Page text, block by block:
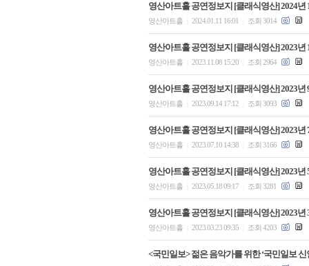
영산아트홀 공연정보지 [클래식영산] 2024년
영산아트홀 2024.01.11 16:01 조회 3014
영산아트홀 공연정보지 [클래식영산] 2023년
영산아트홀 2023.11.08 15:20 조회 2964
영산아트홀 공연정보지 [클래식영산] 2023년
영산아트홀 2023.09.14 17:12 조회 3093
영산아트홀 공연정보지 [클래식영산] 2023년
영산아트홀 2023.07.10 14:38 조회 3166
영산아트홀 공연정보지 [클래식영산] 2023년
영산아트홀 2023.05.18 09:17 조회 3281
영산아트홀 공연정보지 [클래식영산] 2023년
영산아트홀 2023.03.23 09:35 조회 4203
<국민일보> 젊은 음악가를 위한 ‘국민일보 신